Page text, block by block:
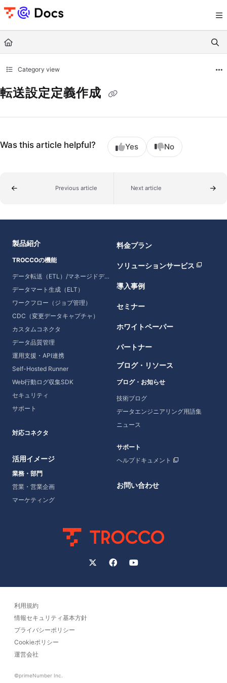
Documentation Index
Use this file to discover all available pages before exploring further.
Category view
転送設定定義作成
Was this article helpful? Yes No
Previous article Next article
製品紹介
TROCCOの機能
データ転送（ETL）/マネージドデータ転送
データマート生成（ELT）
ワークフロー（ジョブ管理）
CDC（変更データキャプチャ）
カスタムコネクタ
データ品質管理
運用支援・API連携
Self-Hosted Runner
Web行動ログ収集SDK
セキュリティ
サポート
対応コネクタ
活用イメージ
業務・部門
営業・営業企画
マーケティング
料金プラン
ソリューションサービス
導入事例
セミナー
ホワイトペーパー
パートナー
ブログ・リソース
ブログ・お知らせ
技術ブログ
データエンジニアリング用語集
ニュース
サポート
ヘルプドキュメント
お問い合わせ
利用規約
情報セキュリティ基本方針
プライバシーポリシー
Cookieポリシー
運営会社
©primeNumber Inc.